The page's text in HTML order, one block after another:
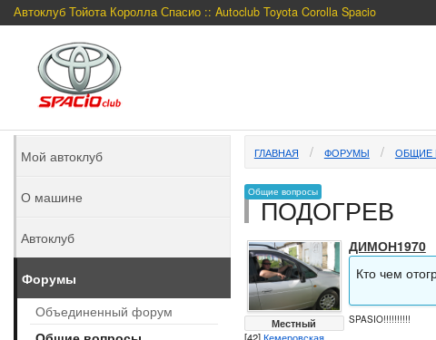
Автоклуб Тойота Королла Спасио :: Autoclub Toyota Corolla Spacio
ГЛАВНАЯ ФОРУМЫ ОБЩИЕ
Общие вопросы
ПОДОГРЕВ
Местный
ДИМОН1970
Кто чем
SPASIO!!!!!!!!!!
Мой автоклуб
О машине
Автоклуб
Форумы
Объединенный форум